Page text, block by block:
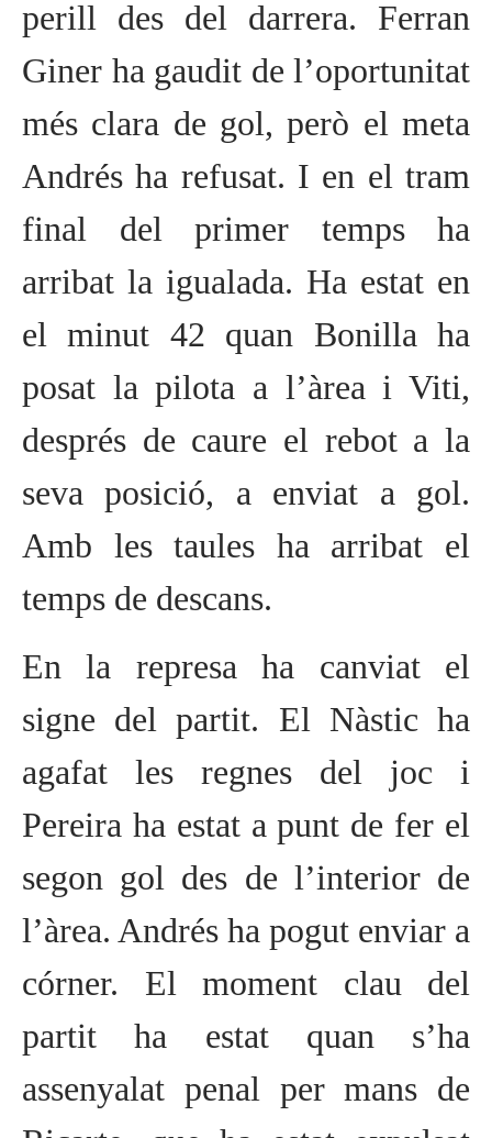
perill des del darrera. Ferran
Giner ha gaudit de l’oportunitat
més clara de gol, però el meta
Andrés ha refusat. I en el tram
final del primer temps ha
arribat la igualada. Ha estat en
el minut 42 quan Bonilla ha
posat la pilota a l’àrea i Viti,
després de caure el rebot a la
seva posició, a enviat a gol.
Amb les taules ha arribat el
temps de descans.
En la represa ha canviat el
signe del partit. El Nàstic ha
agafat les regnes del joc i
Pereira ha estat a punt de fer el
segon gol des de l’interior de
l’àrea. Andrés ha pogut enviar a
córner. El moment clau del
partit ha estat quan s’ha
assenyalat penal per mans de